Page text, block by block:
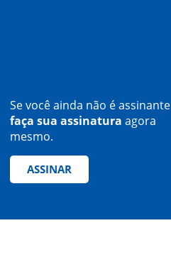
Se você ainda não é assinante
faça sua assinatura agora
mesmo.
ASSINAR